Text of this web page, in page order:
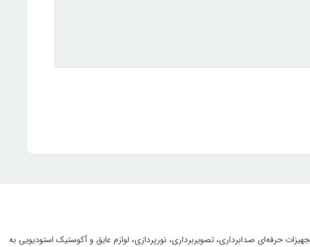
و تامین انواع تجهیزات حرفه‌ای صدابرداری، تصویربرداری، نورپردازی، لوازم عایق و آکوستیک استودیویی به